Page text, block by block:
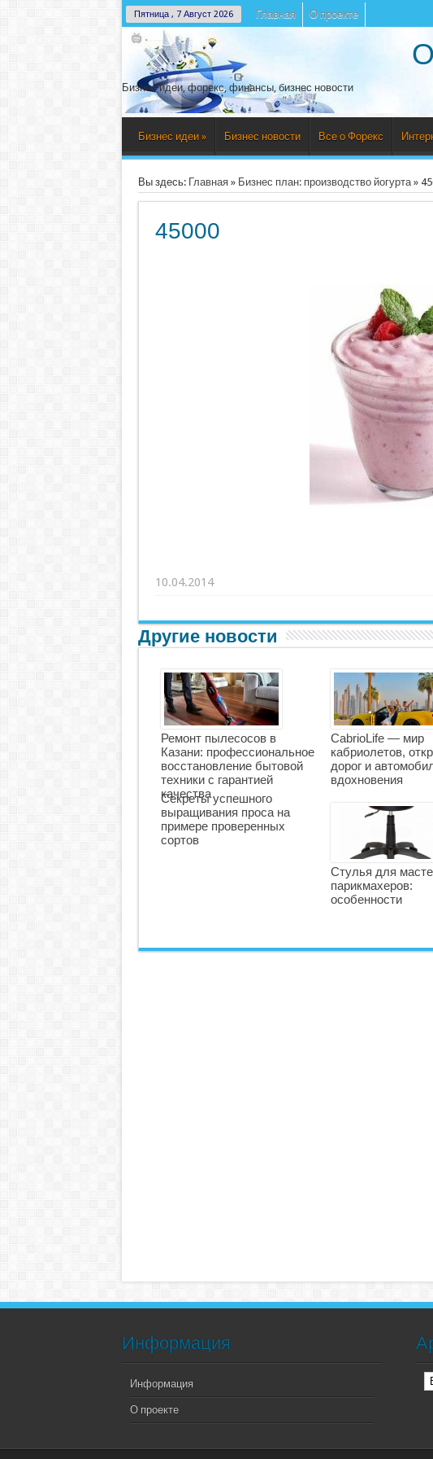
Пятница , 7 Август 2026 Главная О проекте
Бизнес идеи, форекс, финансы, бизнес новости
Бизнес идеи » Бизнес новости Все о Форекс
Вы здесь: Главная» Бизнес план: производство йогурта»
45000
10.04.2014
Другие новости
Ремонт пылесосов в
Казани: профессиональное
восстановление бытовой
техники с гарантией
качества
CabrioLife — мир
кабриолетов,
дорог и
вдохновения
Секреты успешного
выращивания проса на
примере проверенных
сортов
Стулья для
парикмахеров:
особенности
Информация
Информация
О проекте